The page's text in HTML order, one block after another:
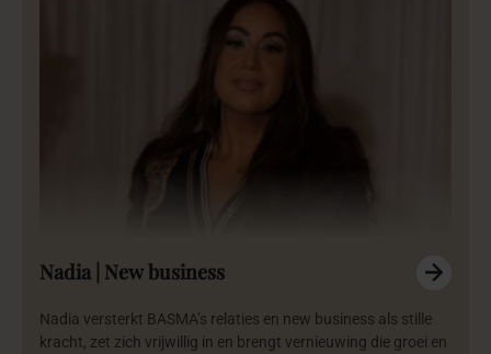
Nadia | New business
Nadia versterkt BASMA’s relaties en new business als stille
kracht, zet zich vrijwillig in en brengt vernieuwing die groei en